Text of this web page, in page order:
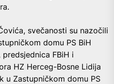
svečanosti su nazočili
domu PS BiH
FBiH i
HZ Herceg-Bosne Lidija
u Zastupničkom domu PS